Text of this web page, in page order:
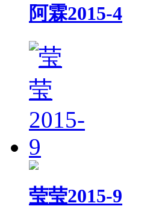
阿霖2015-4
莹莹2015-9